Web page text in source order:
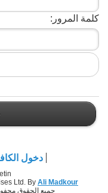
كلمة المرور:
دخول
Ltd. By Ali Madkour
جميع الحقوق